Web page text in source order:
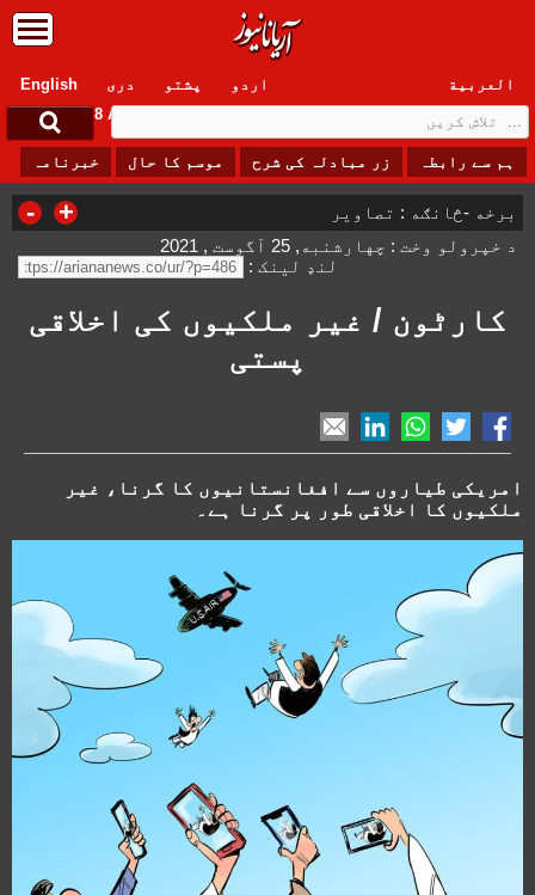
English دری پشتو العربیة
اردو
Saturday, 8 August , 2026
ہم سے رابطہ زر مبادلہ کی شرح موسم کا حال خبرنامہ
برخه -څانګه : تصاویر - +
د خپرولو وخت : چهارشنبه, 25 آگوست , 2021
لنډ لینک :
کارٹون / غیر ملکیوں کی اخلاقی
پستی
امریکی طیاروں سے افغانستانیوں کا گرنا، غیر
ملکیوں کا اخلاقی طور پر گرنا ہے۔